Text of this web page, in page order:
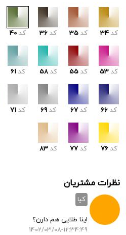
کد 34 کد 35 کد 36 کد 40
کد 53 کد 55 کد 58 کد 61
کد 66 کد 67 کد 69 کد 71
کد 76 کد 77 کد 83
نظرات مشتریان
کیا
اینا طلایی هم دارن؟
1402/03/08-12:34:49